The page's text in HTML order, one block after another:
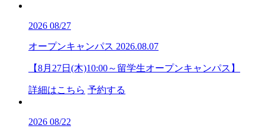
2026 08/27
オープンキャンパス 2026.08.07
【8月27日(木)10:00～留学生オープンキャンパス】
詳細はこちら 予約する
2026 08/22